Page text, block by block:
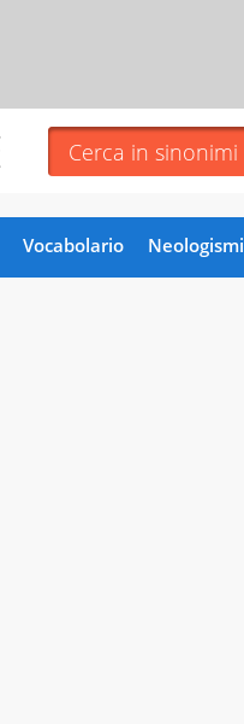
Vocabolario Neologismi